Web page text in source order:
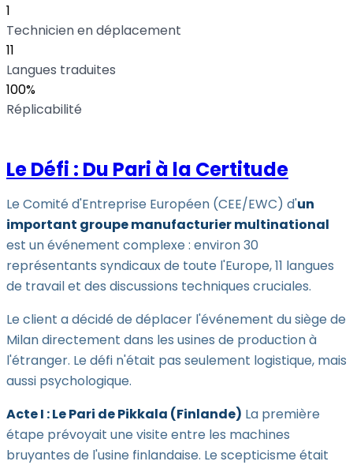
1
Technicien en déplacement
11
Langues traduites
100%
Réplicabilité
Le Défi : Du Pari à la Certitude
Le Comité d'Entreprise Européen (CEE/EWC) d'un
important groupe manufacturier multinational
est un événement complexe : environ 30
représentants syndicaux de toute l'Europe, 11 langues
de travail et des discussions techniques cruciales.
Le client a décidé de déplacer l'événement du siège de
Milan directement dans les usines de production à
l'étranger. Le défi n'était pas seulement logistique, mais
aussi psychologique.
Acte I : Le Pari de Pikkala (Finlande) La première
étape prévoyait une visite entre les machines
bruyantes de l'usine finlandaise. Le scepticisme était